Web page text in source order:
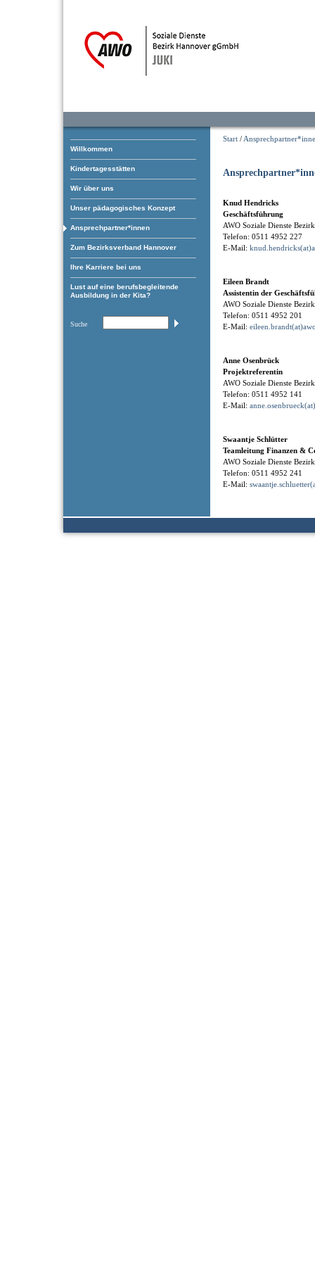
Willkommen
Kindertagesstätten
Wir über uns
Unser pädagogisches Konzept
Ansprechpartner*innen
Zum Bezirksverband Hannover
Ihre Karriere bei uns
Lust auf eine berufsbegleitende
Ausbildung in der Kita?
Suche
Start /
Knud Hendricks
Geschäftsführung
AWO Soziale Dienste
Telefon: 0511 4952 227
E-Mail:
Eileen Brandt
Assistentin der
AWO Soziale Dienste
Telefon: 0511 4952 201
E-Mail:
Anne Osenbrück
Projektreferentin
AWO Soziale Dienste
Telefon: 0511 4952 141
E-Mail:
Swaantje Schlütter
Teamleitung Finanzen &
AWO Soziale Dienste
Telefon: 0511 4952 241
E-Mail: